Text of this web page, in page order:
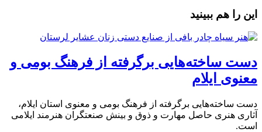
این را هم ببینید
دست ساخته‌هایی برگرفته از فرهنگ بومی و
معنوی ایلام
دست ساخته‌هایی برگرفته از فرهنگ بومی و معنوی استان ایلام،
آثاری هنری حاصل مهارت و ذوق و بینش صنعتگران هنرمند ایلامی
است.